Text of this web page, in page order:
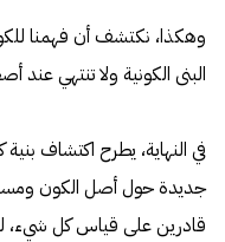
وهكذا، نكتشف أن فهمنا
البنى الكونية ولا تنتهي عند
في النهاية، يطرح اكتشاف
جديدة حول أصل الكون
قادرين على قياس كل شيء،